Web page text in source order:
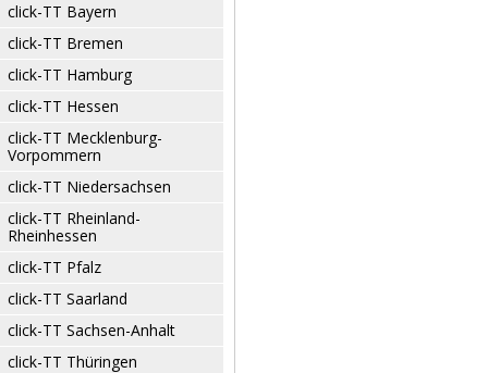
click-TT Bayern
click-TT Bremen
click-TT Hamburg
click-TT Hessen
click-TT Mecklenburg-
Vorpommern
click-TT Niedersachsen
click-TT Rheinland-
Rheinhessen
click-TT Pfalz
click-TT Saarland
click-TT Sachsen-Anhalt
click-TT Thüringen